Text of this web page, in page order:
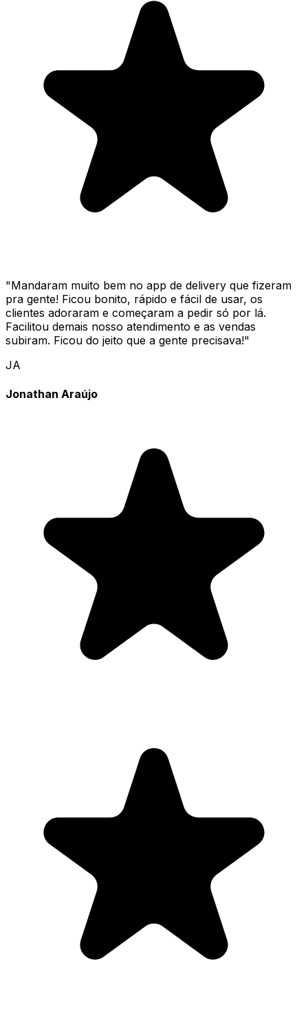
"Mandaram muito bem no app de delivery que fizeram
pra gente! Ficou bonito, rápido e fácil de usar, os
clientes adoraram e começaram a pedir só por lá.
Facilitou demais nosso atendimento e as vendas
subiram. Ficou do jeito que a gente precisava!"
JA
Jonathan Araújo